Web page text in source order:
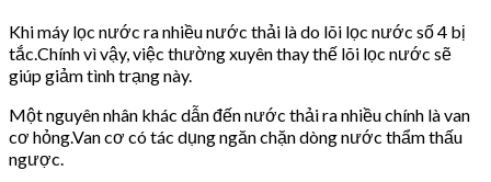
Khi máy lọc nước ra nhiều nước thải là do lõi lọc nước số 4 bị
tắc.Chính vì vậy, việc thường xuyên thay thế lõi lọc nước sẽ
giúp giảm tình trạng này.
Một nguyên nhân khác dẫn đến nước thải ra nhiều chính là van
cơ hỏng.Van cơ có tác dụng ngăn chặn dòng nước thẩm thấu
ngược.